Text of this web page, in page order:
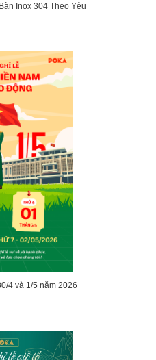
Inox 304 Theo Yêu
4 và 1/5 năm 2026